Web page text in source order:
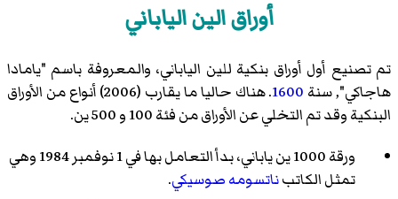
أوراق الين الياباني
تم تصنيع أول أوراق بنكية للين الياباني، والمعروفة باسم "يامادا
هاجاكي", سنة 1600
. هناك حاليا ما يقارب (2006) أنواع من الأوراق
البنكية وقد تم التخلي عن الأوراق من فئة 100 و 500 ين.
ورقة 1000 ين ياباني، بدأ التعامل بها في 1 نوفمبر 1984 وهي
تمثل الكاتبناتسومه صوسيكي.